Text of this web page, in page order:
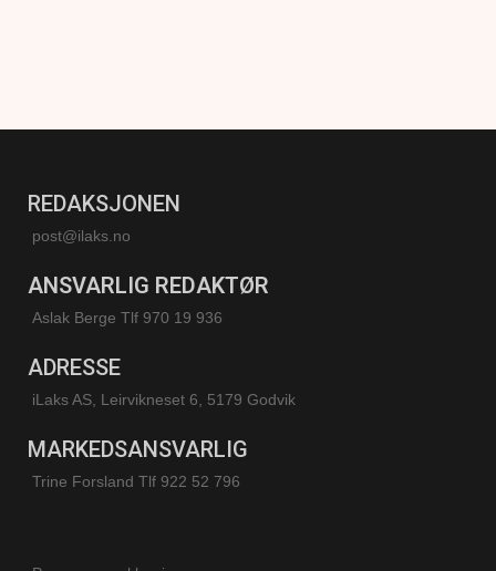
REDAKSJONEN
post@ilaks.no
ANSVARLIG REDAKTØR
Aslak Berge Tlf 970 19 936
ADRESSE
iLaks AS, Leirvikneset 6, 5179 Godvik
MARKEDSANSVARLIG
Trine Forsland Tlf 922 52 796